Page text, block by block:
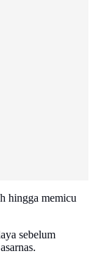
hingga memicu
sebelum